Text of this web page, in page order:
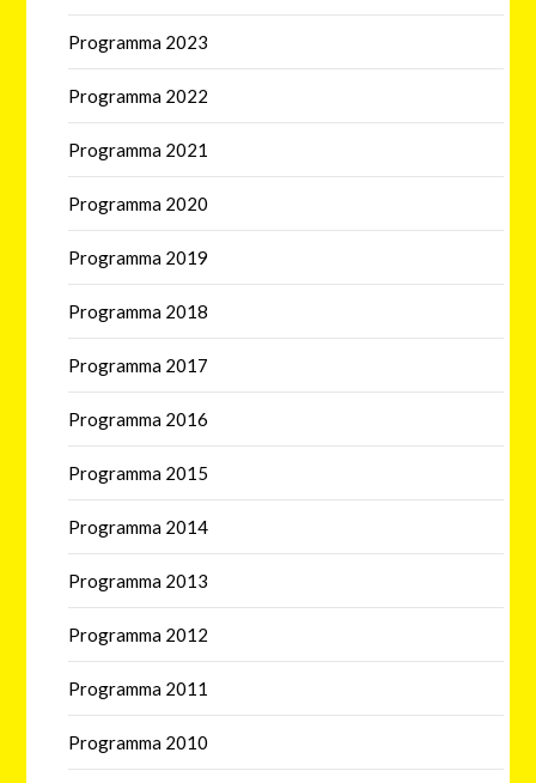
Programma 2023
Programma 2022
Programma 2021
Programma 2020
Programma 2019
Programma 2018
Programma 2017
Programma 2016
Programma 2015
Programma 2014
Programma 2013
Programma 2012
Programma 2011
Programma 2010